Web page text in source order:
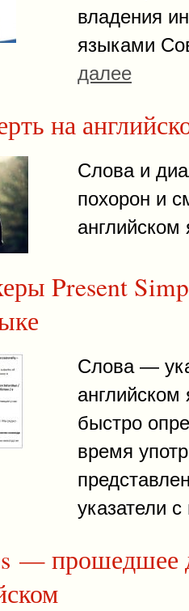
владения
языками
далее
на
Слова и
похорон и
Present
Слова —
английском
быстро
время
указатели
— прошедшее